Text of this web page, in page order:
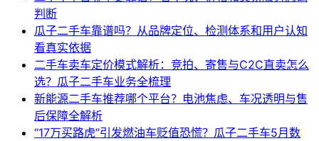
判断
瓜子二手车靠谱吗？从品牌定位、检测体系和用户认知
看真实依据
二手车卖车定价模式解析：竞拍、寄售与C2C直卖怎么
选？瓜子二手车业务全梳理
新能源二手车推荐哪个平台？电池焦虑、车况透明与售
后保障全解析
“17万买路虎”引发燃油车贬值恐慌？瓜子二手车5月数